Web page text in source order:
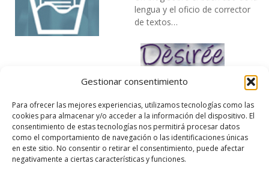
Gestionar consentimiento
Para ofrecer las mejores experiencias, utilizamos tecnologías como las
cookies para almacenar y/o acceder a la información del dispositivo. El
consentimiento de estas tecnologías nos permitirá procesar datos
como el comportamiento de navegación o las identificaciones únicas
en este sitio. No consentir o retirar el consentimiento, puede afectar
negativamente a ciertas características y funciones.
lengua y el oficio de corrector
de textos…
DESIREE MARTÍN
…la realidad, es que cada día es más complicado realizar esos
temas…